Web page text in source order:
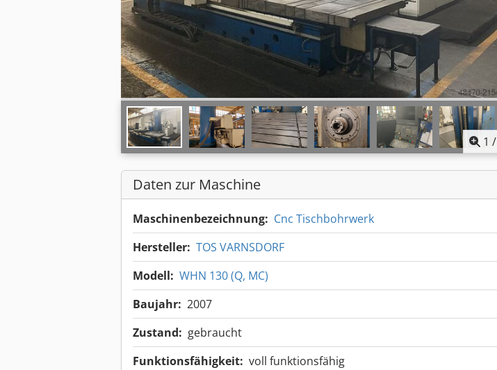
1 /
Daten zur Maschine
Maschinenbezeichnung: Cnc Tischbohrwerk
Hersteller: TOS VARNSDORF
Modell: WHN 130 (Q, MC)
Baujahr: 2007
Zustand: gebraucht
Funktionsfähigkeit: voll funktionsfähig